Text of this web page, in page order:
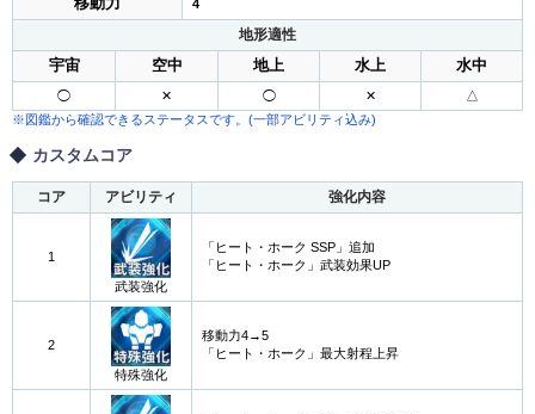
4
地形適性
宇宙
空中 地上 水上 水中
◯ ✕ ◯ ✕
△
※図鑑から確認できるステータスです。(一部アビリティ込み)
カスタムコア
コア アビリティ 強化内容
1
武装強化
「ヒート・ホーク SSP」追加
「ヒート・ホーク」武装効果UP
2
特殊強化
移動力4→5
「ヒート・ホーク」最大射程上昇